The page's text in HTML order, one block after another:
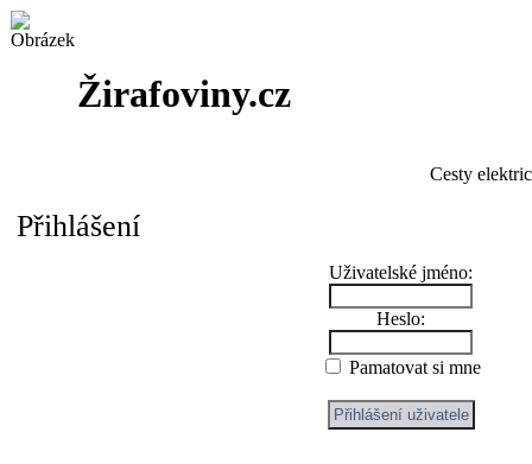
Žirafoviny.cz
Cesty
Přihlášení
Uživatelské jméno:
Heslo:
Pamatovat si mne